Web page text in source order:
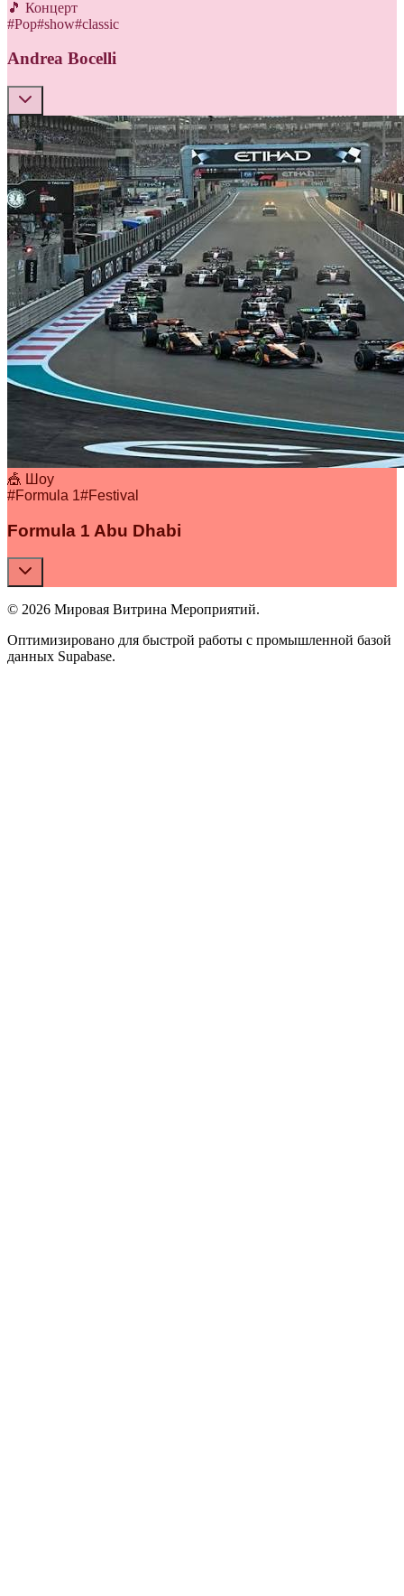
🎵 Концерт
#Pop#show#classic
Andrea Bocelli
🎪 Шоу
#Formula 1#Festival
Formula 1 Abu Dhabi
© 2026 Мировая Витрина Мероприятий.
Оптимизировано для быстрой работы с промышленной базой
данных Supabase.